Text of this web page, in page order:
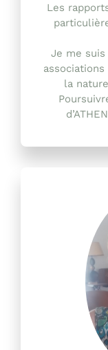
Les
Je me suis
la